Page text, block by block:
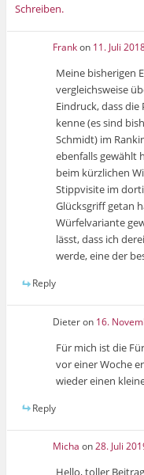
Schreiben.
Frankon 11. Juli
Meine bisherigen
vergleichsweise
Eindruck, dass
kenne (es sind
Schmidt) im
ebenfalls gewählt
beim kürzlichen
Stippvisite im
Glücksgriff getan
Würfelvariante
lässt, dass ich
werde, eine der
Reply
Dieteron 16.
Für mich ist die
vor einer Woche
wieder einen
Reply
Micha on28. Juli
Hello, toller